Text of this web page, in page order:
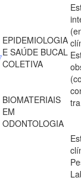
EPIDEMIOLOGIA
E SAÚDE BUCAL
COLETIVA
BIOMATERIAIS
EM
ODONTOLOGIA